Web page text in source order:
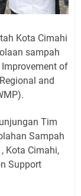
Kota Cimahi
sampah
of
and
Tim
Sampah
Kota Cimahi,
Support